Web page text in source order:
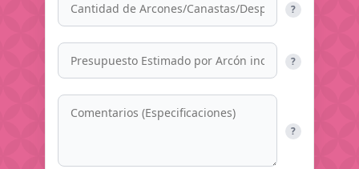
?
?
?